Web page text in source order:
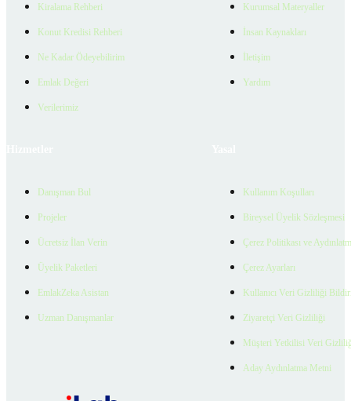
Kiralama Rehberi
Konut Kredisi Rehberi
Ne Kadar Ödeyebilirim
Emlak Değeri
Verilerimiz
Kurumsal Materyaller
İnsan Kaynakları
İletişim
Yardım
Danışman Bul
Projeler
Ücretsiz İlan Verin
Üyelik Paketleri
EmlakZeka Asistan
Uzman Danışmanlar
Kullanım Koşulları
Bireysel Üyelik Sözleşmesi
Çerez Politikası ve
Çerez Ayarları
Kullanıcı Veri Gizliliği
Ziyaretçi Veri Gizliliği
Müşteri Yetkilisi Veri
Aday Aydınlatma Metni